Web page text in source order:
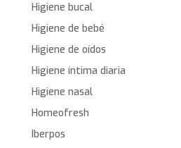
Higiene bucal
Higiene de bebé
Higiene de oídos
Higiene íntima diaria
Higiene nasal
Homeofresh
Iberpos